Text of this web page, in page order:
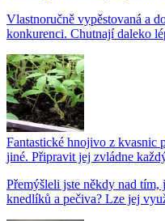
Vlastnoručně vypěstovaná a
konkurenci. Chutnají daleko
Fantastické hnojivo z kvasnic
jiné. Připravit jej zvládne
Přemýšleli jste někdy nad
knedlíků a pečiva? Lze jej